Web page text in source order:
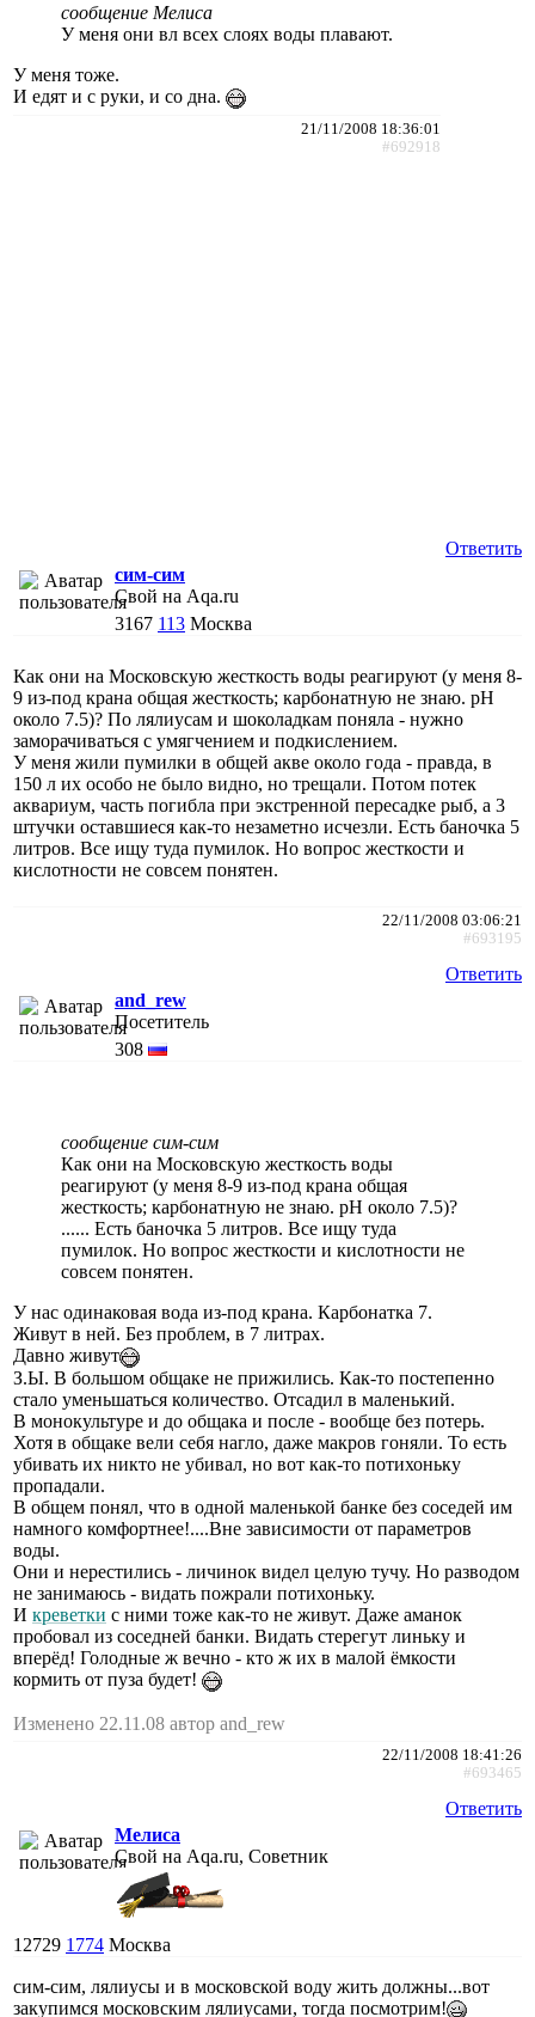
сообщение Мелиса
У меня они вл всех слоях воды плавают.
У меня тоже.
И едят и с руки, и со дна.
21/11/2008 18:36:01
#692918
Ответить
сим-сим
Свой на Aqa.ru
3167 113 Москва
Как они на Московскую жесткость воды реагируют (у меня 8-
9 из-под крана общая жесткость; карбонатную не знаю. рН
около 7.5)? По лялиусам и шоколадкам поняла - нужно
заморачиваться с умягчением и подкислением.
У меня жили пумилки в общей акве около года - правда, в
150 л их особо не было видно, но трещали. Потом потек
аквариум, часть погибла при экстренной пересадке рыб, а 3
штучки оставшиеся как-то незаметно исчезли. Есть баночка 5
литров. Все ищу туда пумилок. Но вопрос жесткости и
кислотности не совсем понятен.
22/11/2008 03:06:21
#693195
Ответить
and_rew
Посетитель
308
сообщение сим-сим
Как они на Московскую жесткость воды
реагируют (у меня 8-9 из-под крана общая
жесткость; карбонатную не знаю. рН около 7.5)?
...... Есть баночка 5 литров. Все ищу туда
пумилок. Но вопрос жесткости и кислотности не
совсем понятен.
У нас одинаковая вода из-под крана. Карбонатка 7.
Живут в ней. Без проблем, в 7 литрах.
Давно живут
З.Ы. В большом общаке не прижились. Как-то постепенно
стало уменьшаться количество. Отсадил в маленький.
В монокультуре и до общака и после - вообще без потерь.
Хотя в общаке вели себя нагло, даже макров гоняли. То есть
убивать их никто не убивал, но вот как-то потихоньку
пропадали.
В общем понял, что в одной маленькой банке без соседей им
намного комфортнее!....Вне зависимости от параметров
воды.
Они и нерестились - личинок видел целую тучу. Но разводом
не занимаюсь - видать пожрали потихоньку.
И креветки с ними тоже как-то не живут. Даже аманок
пробовал из соседней банки. Видать стерегут линьку и
вперёд! Голодные ж вечно - кто ж их в малой ёмкости
кормить от пуза будет!
Изменено 22.11.08 автор and_rew
22/11/2008 18:41:26
#693465
Ответить
Мелиса
Свой на Aqa.ru, Советник
12729 1774 Москва
сим-сим, лялиусы и в московской воду жить должны...вот
закупимся московским лялиусами, тогда посмотрим!